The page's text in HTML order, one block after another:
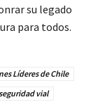
su legado
para todos.
Líderes de Chile
vial